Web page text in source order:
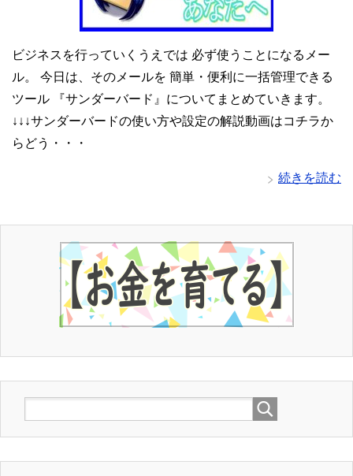
ビジネスを行っていくうえでは 必ず使うことになるメー
ル。 今日は、そのメールを 簡単・便利に一括管理できる
ツール 『サンダーバード』についてまとめていきます。
↓↓↓サンダーバードの使い方や設定の解説動画はコチラか
らどう・・・
続きを読む